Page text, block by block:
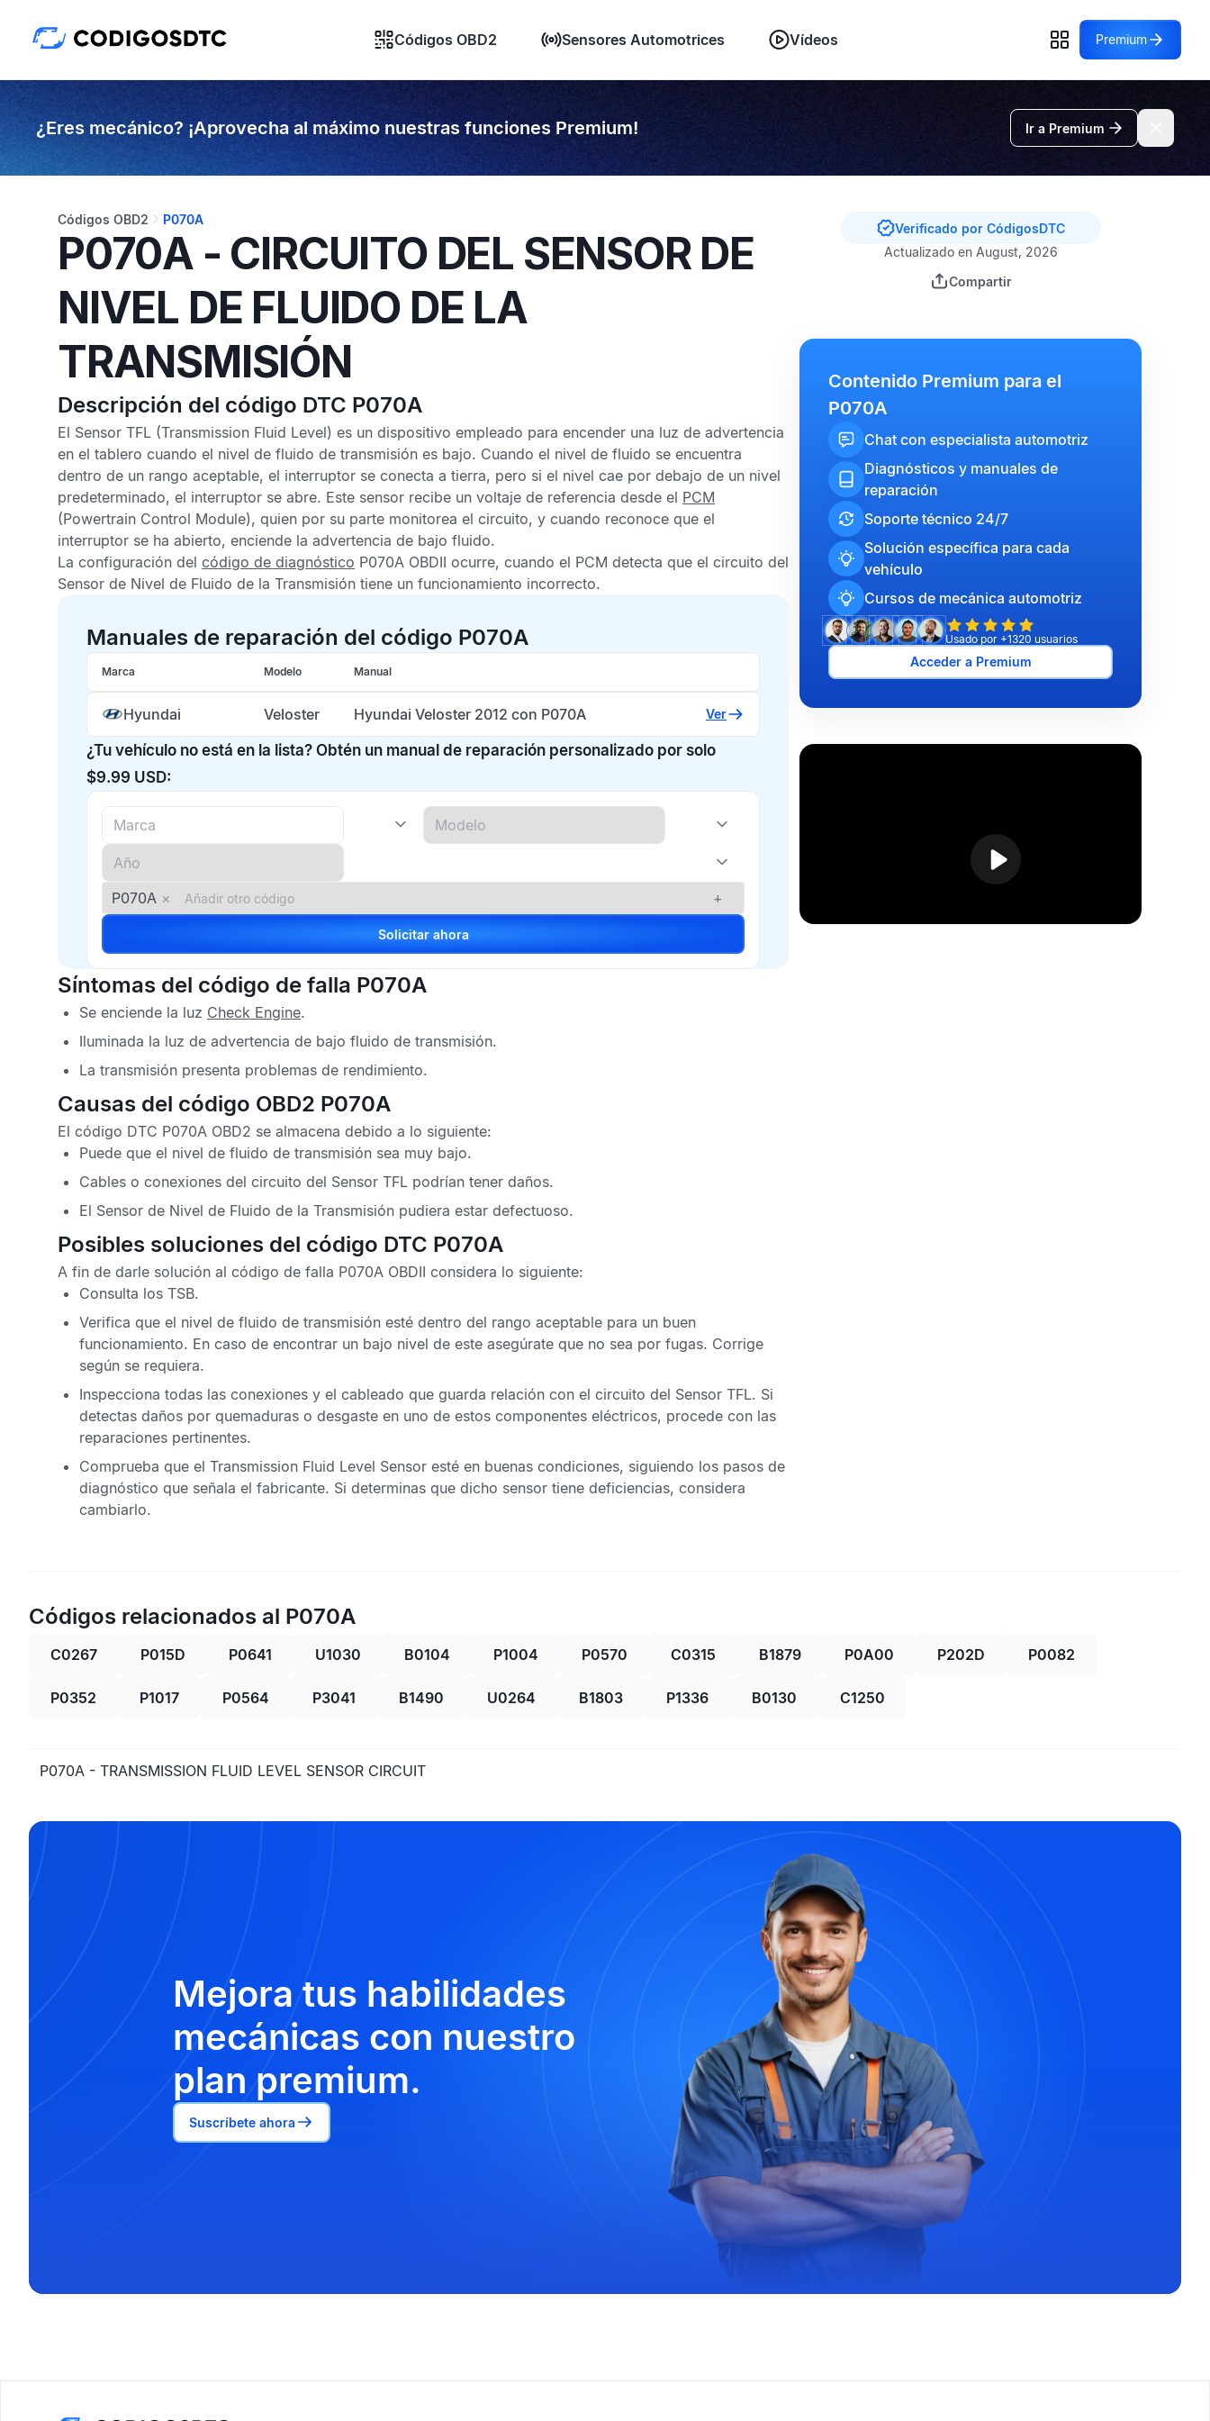
Códigos OBD2 Sensores Automotrices Vídeos Premium
¿Eres mecánico? ¡Aprovecha al máximo nuestras funciones Premium! Ir a Premium
Códigos OBD2 P070A
P070A - CIRCUITO DEL SENSOR DE
NIVEL DE FLUIDO DE LA
TRANSMISIÓN
Descripción del código DTC P070A
El Sensor TFL (Transmission Fluid Level) es un dispositivo empleado para encender una luz de advertencia
en el tablero cuando el nivel de fluido de transmisión es bajo. Cuando el nivel de fluido se encuentra
dentro de un rango aceptable, el interruptor se conecta a tierra, pero si el nivel cae por debajo de un nivel
predeterminado, el interruptor se abre. Este sensor recibe un voltaje de referencia desde el PCM
(Powertrain Control Module), quien por su parte monitorea el circuito, y cuando reconoce que el
interruptor se ha abierto, enciende la advertencia de bajo fluido.
La configuración del código de diagnóstico P070A OBDII ocurre, cuando el PCM detecta que el circuito del
Sensor de Nivel de Fluido de la Transmisión tiene un funcionamiento incorrecto.
Manuales de reparación del código P070A
Marca Modelo Manual
Hyundai Veloster Hyundai Veloster 2012 con P070A Ver
¿Tu vehículo no está en la lista? Obtén un manual de reparación personalizado por solo
$9.99 USD:
P070A × +
Solicitar ahora
Síntomas del código de falla P070A
Se enciende la luz Check Engine.
Iluminada la luz de advertencia de bajo fluido de transmisión.
La transmisión presenta problemas de rendimiento.
Causas del código OBD2 P070A
El código DTC P070A OBD2 se almacena debido a lo siguiente:
Puede que el nivel de fluido de transmisión sea muy bajo.
Cables o conexiones del circuito del Sensor TFL podrían tener daños.
El Sensor de Nivel de Fluido de la Transmisión pudiera estar defectuoso.
Posibles soluciones del código DTC P070A
A fin de darle solución al código de falla P070A OBDII considera lo siguiente:
Consulta los TSB.
Verifica que el nivel de fluido de transmisión esté dentro del rango aceptable para un buen
funcionamiento. En caso de encontrar un bajo nivel de este asegúrate que no sea por fugas. Corrige
según se requiera.
Inspecciona todas las conexiones y el cableado que guarda relación con el circuito del Sensor TFL. Si
detectas daños por quemaduras o desgaste en uno de estos componentes eléctricos, procede con las
reparaciones pertinentes.
Comprueba que el Transmission Fluid Level Sensor esté en buenas condiciones, siguiendo los pasos de
diagnóstico que señala el fabricante. Si determinas que dicho sensor tiene deficiencias, considera
cambiarlo.
Verificado por CódigosDTC
Actualizado en August, 2026
Compartir
Contenido Premium para el
P070A
Chat con especialista automotriz
Diagnósticos y manuales de
reparación
Soporte técnico 24/7
Solución específica para cada
vehículo
Cursos de mecánica automotriz
Usado por +1320 usuarios
Acceder a Premium
Códigos relacionados al P070A
C0267 P015D P0641 U1030 B0104 P1004 P0570 C0315 B1879 P0A00 P202D P0082
P0352 P1017 P0564 P3041 B1490 U0264 B1803 P1336 B0130 C1250
P070A - TRANSMISSION FLUID LEVEL SENSOR CIRCUIT
Mejora tus habilidades
mecánicas con nuestro
plan premium.
Suscríbete ahora